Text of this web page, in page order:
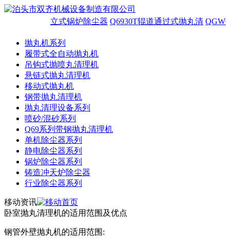
立式锅炉除尘器 Q6930T辊道通过式抛丸清 QGW
抛丸机系列
履带式全自动抛丸机
吊钩式抛喷丸清理机
悬链式抛丸清理机
移动式抛丸机
钢带抛丸清理机
抛丸清理设备系列
喷砂/混砂系列
Q69系列带钢抛丸清理机
单机除尘器系列
静电除尘器系列
锅炉除尘器系列
铸造冲天炉除尘器
行业除尘器系列
移动资讯
卧室抛丸清理机的适用范围及优点
钢管外壁抛丸机的适用范围: